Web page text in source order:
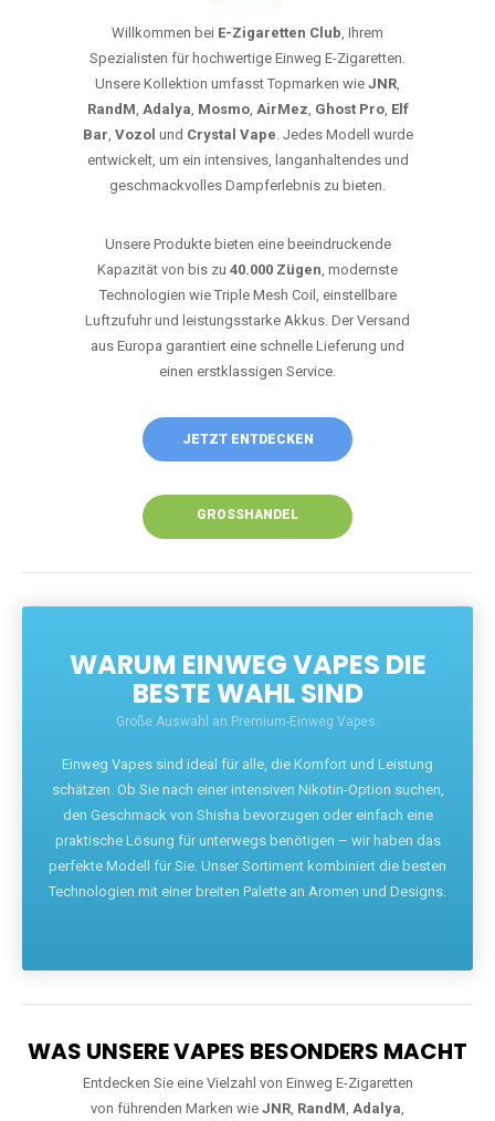
Willkommen bei E-Zigaretten Club, Ihrem
Spezialisten für hochwertige Einweg E-Zigaretten.
Unsere Kollektion umfasst Topmarken wie JNR,
RandM, Adalya, Mosmo, AirMez, Ghost Pro, Elf
Bar, Vozol und Crystal Vape. Jedes Modell wurde
entwickelt, um ein intensives, langanhaltendes und
geschmackvolles Dampferlebnis zu bieten.
Unsere Produkte bieten eine beeindruckende
Kapazität von bis zu 40.000 Zügen, modernste
Technologien wie Triple Mesh Coil, einstellbare
Luftzufuhr und leistungsstarke Akkus. Der Versand
aus Europa garantiert eine schnelle Lieferung und
einen erstklassigen Service.
JETZT ENTDECKEN
GROSSHANDEL
WARUM EINWEG VAPES DIE
BESTE WAHL SIND
Große Auswahl an Premium-Einweg Vapes.
Einweg Vapes sind ideal für alle, die Komfort und Leistung
schätzen. Ob Sie nach einer intensiven Nikotin-Option suchen,
den Geschmack von Shisha bevorzugen oder einfach eine
praktische Lösung für unterwegs benötigen – wir haben das
perfekte Modell für Sie. Unser Sortiment kombiniert die besten
Technologien mit einer breiten Palette an Aromen und Designs.
WAS UNSERE VAPES BESONDERS MACHT
Entdecken Sie eine Vielzahl von Einweg E-Zigaretten
von führenden Marken wie JNR, RandM, Adalya,